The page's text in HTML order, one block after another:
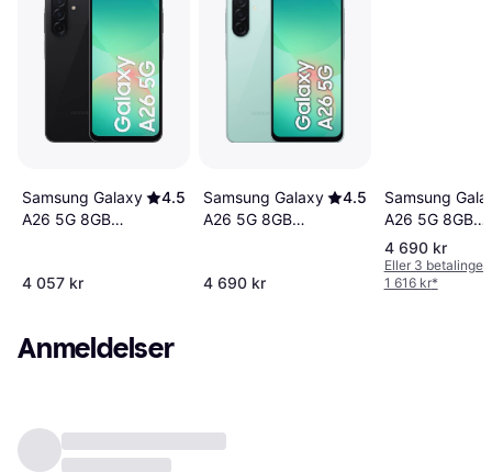
Samsung Galaxy
A26 5G 8GB
4.5
4 057 kr
Samsung Galaxy
A26 5G 8GB
4.5
4 690 kr
Samsung
A26 5G 8GB
RAM 256GB
Awesome
4 690 kr
Eller 3 betalinger
1 616 kr*
Anmeldelser